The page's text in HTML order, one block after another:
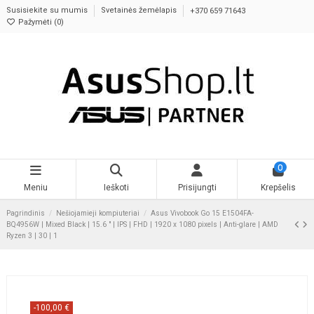
Susisiekite su mumis Svetainės žemėlapis
+370 659 71643
Pažymėti (0)
Meniu Ieškoti Prisijungti
0
Krepšelis
Pagrindinis Nešiojamieji kompiuteriai
Asus Vivobook Go 15 E1504FA-
BQ4956W | Mixed Black | 15.6 " | IPS | FHD | 1920 x 1080 pixels | Anti-glare | AMD
Ryzen 3 | 30 | 1
-100,00 €